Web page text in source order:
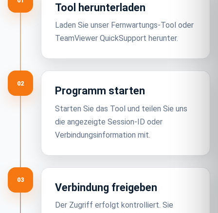
Tool herunterladen
Laden Sie unser Fernwartungs-Tool oder
TeamViewer QuickSupport herunter.
02
Programm starten
Starten Sie das Tool und teilen Sie uns
die angezeigte Session-ID oder
Verbindungsinformation mit.
03
Verbindung freigeben
Der Zugriff erfolgt kontrolliert. Sie